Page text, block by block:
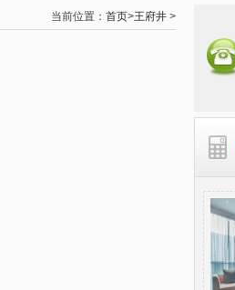
当前位置： 首页>王府井 >